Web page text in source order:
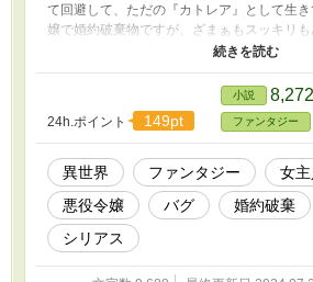
て回避して、ただの『カトレア』として生
嬢で婚約破棄物ですが、ざまぁもスッキリ
投稿していた「いっとう愚かで惨めで哀れ
版です。文章量が1.5倍くらいに増えていま
24h.ポイント 149pt
小説 8,272
ファンタジー
異世界 ファンタジー
女
悪役令嬢
バグ 婚約破棄
シリアス